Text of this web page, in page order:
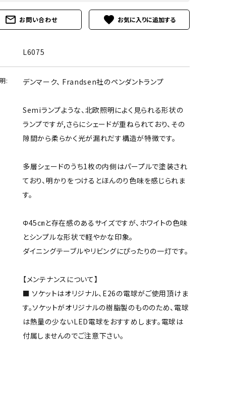
mail_outline お問い合わせ favorite
L6075
: デンマーク、 Frandsen社のペンダントランプ
Semiランプような、北欧照明によく見られる形状の
ランプですが,さらにシェードが重ねられており、その
隙間から柔らかく光が漏れだす構造が特徴です。
多層シェードのうち1枚の内側はパープルで塗装され
ており、明かりをつけるとほんのり色味を感じられま
す。
Φ45㎝と存在感のあるサイズですが、ホワイトの色味
とシンプルな形状で軽やかな印象。
ダイニングテーブルやリビングにぴったりの一灯です。
【メンテナンスについて】
■ ソケットはオリジナル、E26の電球がご使用頂けま
す。ソケットがオリジナルの樹脂製のもののため、電球
は熱量の少ないLED電球をおすすめします。電球は
付属しませんのでご注意下さい。